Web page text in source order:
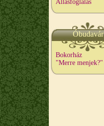
Állásfoglalás
Óbudavár
Bokorház
"Merre menjek?"